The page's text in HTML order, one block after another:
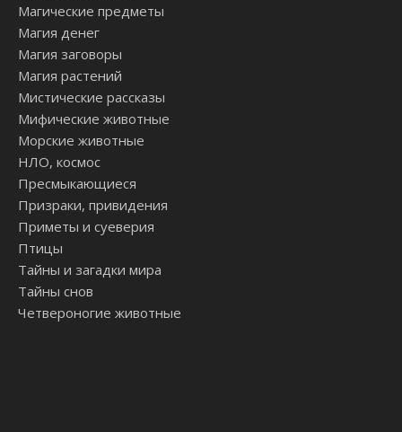
Магические предметы
Магия денег
Магия заговоры
Магия растений
Мистические рассказы
Мифические животные
Морские животные
НЛО, космос
Пресмыкающиеся
Призраки, привидения
Приметы и суеверия
Птицы
Тайны и загадки мира
Тайны снов
Четвероногие животные